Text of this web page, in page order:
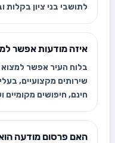
לתושבי בני ציון בקלות
איזה מודעות אפשר
בלוח העיר אפשר למצוא
שירותים מקצועיים,
חינם, חיפושים מקומיים
האם פרסום מודעה